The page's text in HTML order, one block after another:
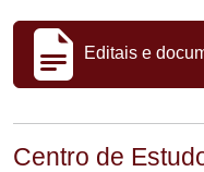
Editais e
Centro de